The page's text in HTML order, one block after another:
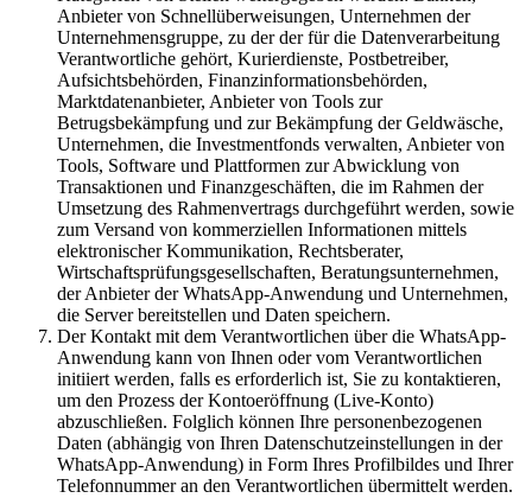
Anbieter von Schnellüberweisungen, Unternehmen der
Unternehmensgruppe, zu der der für die Datenverarbeitung
Verantwortliche gehört, Kurierdienste, Postbetreiber,
Aufsichtsbehörden, Finanzinformationsbehörden,
Marktdatenanbieter, Anbieter von Tools zur
Betrugsbekämpfung und zur Bekämpfung der Geldwäsche,
Unternehmen, die Investmentfonds verwalten, Anbieter von
Tools, Software und Plattformen zur Abwicklung von
Transaktionen und Finanzgeschäften, die im Rahmen der
Umsetzung des Rahmenvertrags durchgeführt werden, sowie
zum Versand von kommerziellen Informationen mittels
elektronischer Kommunikation, Rechtsberater,
Wirtschaftsprüfungsgesellschaften, Beratungsunternehmen,
der Anbieter der WhatsApp-Anwendung und Unternehmen,
die Server bereitstellen und Daten speichern.
Der Kontakt mit dem Verantwortlichen über die WhatsApp-
Anwendung kann von Ihnen oder vom Verantwortlichen
initiiert werden, falls es erforderlich ist, Sie zu kontaktieren,
um den Prozess der Kontoeröffnung (Live-Konto)
abzuschließen. Folglich können Ihre personenbezogenen
Daten (abhängig von Ihren Datenschutzeinstellungen in der
WhatsApp-Anwendung) in Form Ihres Profilbildes und Ihrer
Telefonnummer an den Verantwortlichen übermittelt werden.